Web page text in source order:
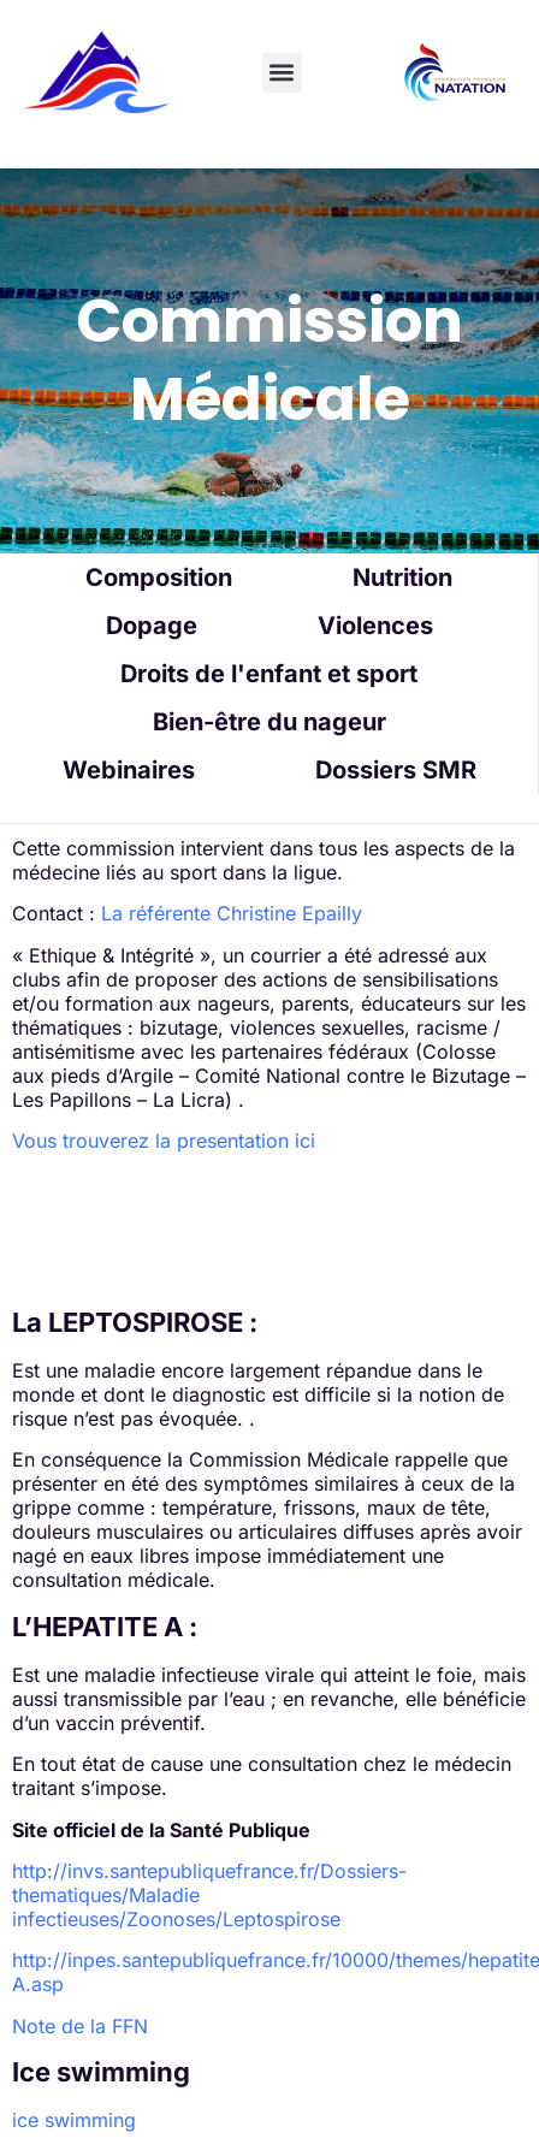
Commission
Médicale
Composition
Nutrition
Dopage
Violences
Droits de l'enfant et sport
Bien-être du nageur
Webinaires
Dossiers SMR
Cette commission intervient dans tous les aspects de la
médecine liés au sport dans la ligue.
Contact : La référente Christine Epailly
« Ethique & Intégrité », un courrier a été adressé aux
clubs afin de proposer des actions de sensibilisations
et/ou formation aux nageurs, parents, éducateurs sur les
thématiques : bizutage, violences sexuelles, racisme /
antisémitisme avec les partenaires fédéraux (Colosse
aux pieds d’Argile – Comité National contre le Bizutage –
Les Papillons – La Licra) .
Vous trouverez la presentation ici
La LEPTOSPIROSE :
Est une maladie encore largement répandue dans le
monde et dont le diagnostic est difficile si la notion de
risque n’est pas évoquée. .
En conséquence la Commission Médicale rappelle que
présenter en été des symptômes similaires à ceux de la
grippe comme : température, frissons, maux de tête,
douleurs musculaires ou articulaires diffuses après avoir
nagé en eaux libres impose immédiatement une
consultation médicale.
L’HEPATITE A :
Est une maladie infectieuse virale qui atteint le foie, mais
aussi transmissible par l’eau ; en revanche, elle bénéficie
d’un vaccin préventif.
En tout état de cause une consultation chez le médecin
traitant s’impose.
Site officiel de la Santé Publique
http://invs.santepubliquefrance.fr/Dossiers-
thematiques/Maladie
infectieuses/Zoonoses/Leptospirose
http://inpes.santepubliquefrance.fr/10000/themes/
A.asp
Note de la FFN
Ice swimming
ice swimming